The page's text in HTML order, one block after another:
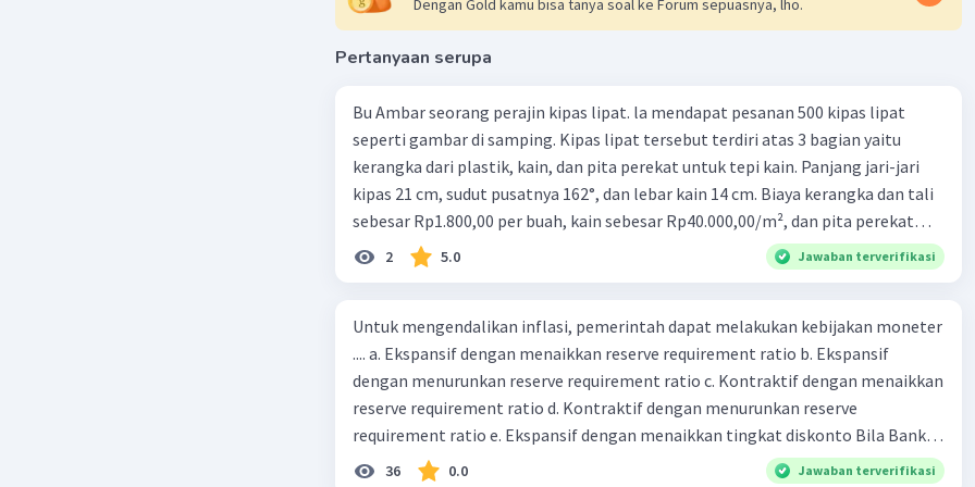
m sebelum reaksi = m setelah reaksi
m Mg + m O₂ = m MgO
6 + m O₂ = 10
M O₂ = 4 gram
Maka oksigen yang di perlukan adalah 4 gram
Beri Rating· 5.0(1) Balas
Iklan
Dengan Gold kamu bisa tanya soal ke Forum sepuasnya, lho.
Pertanyaan serupa
Bu Ambar seorang perajin kipas lipat. la mendapat pesanan 500 kipas lipat
seperti gambar di samping. Kipas lipat tersebut terdiri atas 3 bagian yaitu
kerangka dari plastik, kain, dan pita perekat untuk tepi kain. Panjang jari-jari
kipas 21 cm, sudut pusatnya 162°, dan lebar kain 14 cm. Biaya kerangka dan tali
sebesar Rp1.800,00 per buah, kain sebesar Rp40.000,00/m², dan pita perekat
Rp350,00/m. Kipas tersebut dijual dengan harga Rp6.500,00 per buah. Tentukan
total keuntungan yang diperoleh Bu Ambar.
2 5.0 Jawaban terverifikasi
Untuk mengendalikan inflasi, pemerintah dapat melakukan kebijakan moneter
.... a. Ekspansif dengan menaikkan reserve requirement ratio b. Ekspansif
dengan menurunkan reserve requirement ratio c. Kontraktif dengan menaikkan
reserve requirement ratio d. Kontraktif dengan menurunkan reserve
requirement ratio e. Ekspansif dengan menaikkan tingkat diskonto Bila Bank
Indonesia melakukan kebijakan moneter ekspansif, ceteris paribus maka .... a.
36 0.0 Jawaban terverifikasi